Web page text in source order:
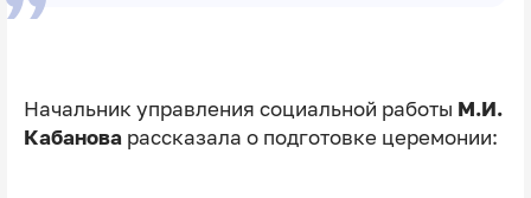
Начальник управления социальной работы М.И.
Кабановарассказала о подготовке церемонии: